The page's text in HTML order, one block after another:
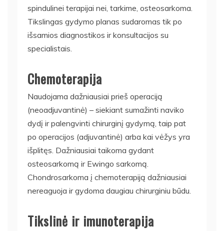
spindulinei terapijai nei, tarkime, osteosarkoma.
Tikslingas gydymo planas sudaromas tik po
išsamios diagnostikos ir konsultacijos su
specialistais.
Chemoterapija
Naudojama dažniausiai prieš operaciją
(neoadjuvantinė) – siekiant sumažinti naviko
dydį ir palengvinti chirurginį gydymą, taip pat
po operacijos (adjuvantinė) arba kai vėžys yra
išplitęs. Dažniausiai taikoma gydant
osteosarkomą ir Ewingo sarkomą.
Chondrosarkoma į chemoterapiją dažniausiai
nereaguoja ir gydoma daugiau chirurginiu būdu.
Tikslinė ir imunoterapija